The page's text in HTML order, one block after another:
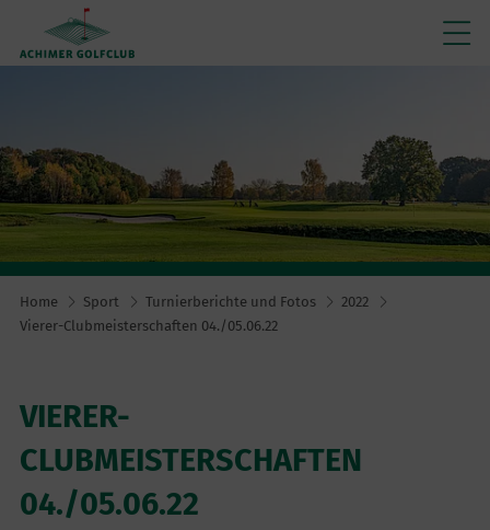
Home Sport Turnierberichte und Fotos
2022
Vierer-Clubmeisterschaften 04./05.06.22
VIERER-
CLUBMEISTERSCHAFTEN
04./05.06.22